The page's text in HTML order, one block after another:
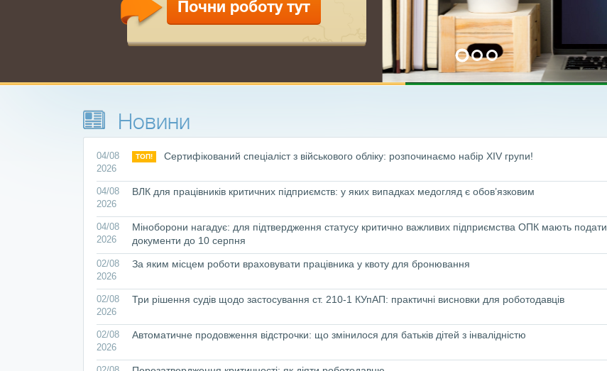
Почни роботу тут
Новини
04/08
2026
ТОП! Сертифікований спеціаліст з військового обліку: розпочинаємо набір XІV групи!
04/08
2026
ВЛК для працівників критичних підприємств: у яких випадках медогляд є обов’язковим
04/08
2026
Міноборони нагадує: для підтвердження статусу критично важливих підприємства ОПК мають подати
документи до 10 серпня
02/08
2026
За яким місцем роботи враховувати працівника у квоту для бронювання
02/08
2026
Три рішення судів щодо застосування ст. 210-1 КУпАП: практичні висновки для роботодавців
02/08
2026
Автоматичне продовження відстрочки: що змінилося для батьків дітей з інвалідністю